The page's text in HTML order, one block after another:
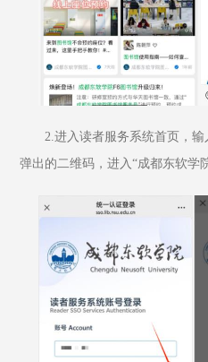
2.进入读者服务系统首页，
弹出的二维码，进入“成都东软学